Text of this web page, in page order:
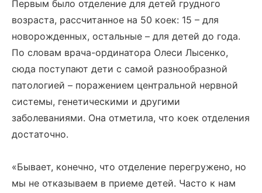
Первым было отделение для детей грудного
возраста, рассчитанное на 50 коек: 15 – для
новорожденных, остальные – для детей до года.
По словам врача-ординатора Олеси Лысенко,
сюда поступают дети с самой разнообразной
патологией – поражением центральной нервной
системы, генетическими и другими
заболеваниями. Она отметила, что коек отделения
достаточно.
«Бывает, конечно, что отделение перегружено, но
мы не отказываем в приеме детей. Часто к нам